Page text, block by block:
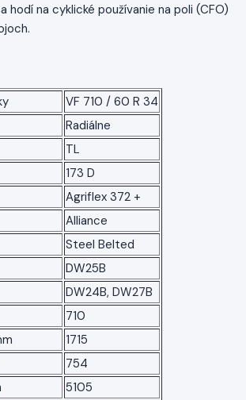
hodí na cyklické používanie na poli (CFO)
VF 710 / 60 R 34
Radiálne
TL
173 D
Agriflex 372 +
Alliance
Steel Belted
DW25B
DW24B, DW27B
710
1715
754
5105